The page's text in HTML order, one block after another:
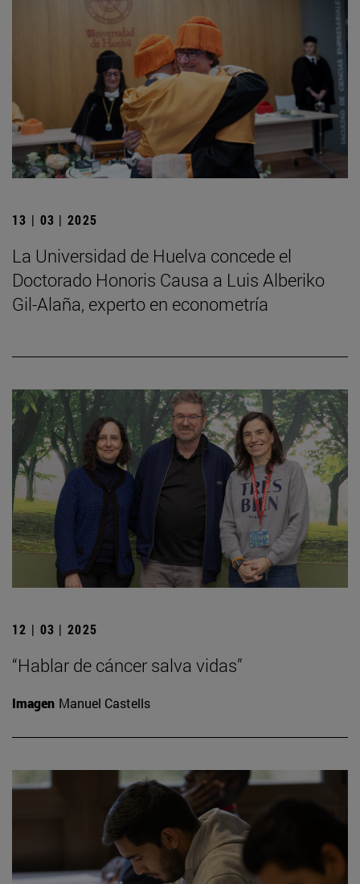
13 | 03 | 2025
La Universidad de Huelva concede el
Doctorado Honoris Causa a Luis Alberiko
Gil-Alaña, experto en econometría
12 | 03 | 2025
“Hablar de cáncer salva vidas”
Imagen Manuel Castells